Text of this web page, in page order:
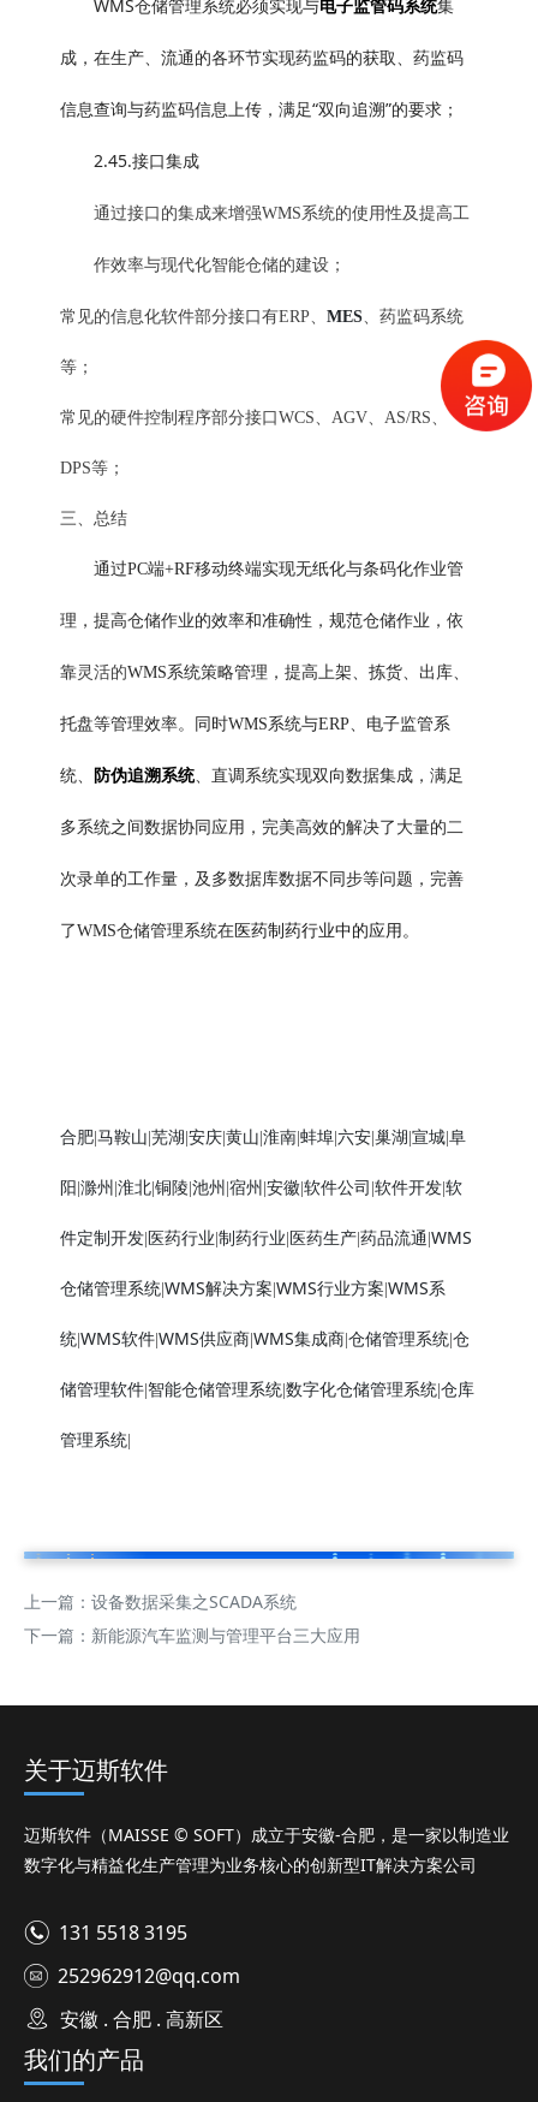
WMS仓储管理系统必须实现与电子监管码系统集
成，在生产、流通的各环节实现药监码的获取、药监码
信息查询与药监码信息上传，满足“双向追溯”的要求；
2.45.接口集成
通过接口的集成来增强WMS系统的使用性及提高工
作效率与现代化智能仓储的建设；
常见的信息化软件部分接口有ERP、 MES、药监码系统
等；
常见的硬件控制程序部分接口WCS、AGV、AS/RS、
DPS等；
三、总结
通过PC端+RF移动终端实现无纸化与条码化作业管
理，提高仓储作业的效率和准确性，规范仓储作业，依
靠灵活的WMS系统策略管理，提高上架、拣货、出库、
托盘等管理效率。同时WMS系统与ERP、电子监管系
统、 防伪追溯系统、直调系统实现双向数据集成，满足
多系统之间数据协同应用，完美高效的解决了大量的二
次录单的工作量，及多数据库数据不同步等问题，完善
了WMS仓储管理系统在 医药制药行业中的应用。
合肥马鞍山 芜湖 安庆黄山 淮南蚌埠六安巢湖 宣城阜
阳 滁州 淮北铜陵 池州 宿州 安徽软件公司 软件开发软
件定制开发医药行业 制药行业 医药生产药品流通 WMS
仓储管理系统WMS解决方案 WMS行业方案 WMS系
统WMS软件WMS供应商WMS集成商仓储管理系统仓
储管理软件 智能仓储管理系统数字化仓储管理系统仓库
管理系统
上一篇： 设备数据采集之SCADA系统
下一篇： 新能源汽车监测与管理平台三大应用
关于迈斯软件
迈斯软件（MAISSE © SOFT）成立于安徽-合肥，是一家以制造业
数字化与精益化生产管理为业务核心的创新型IT解决方案公司
131 5518 3195
252962912@qq.com
安徽 . 合肥 . 高新区
我们的产品